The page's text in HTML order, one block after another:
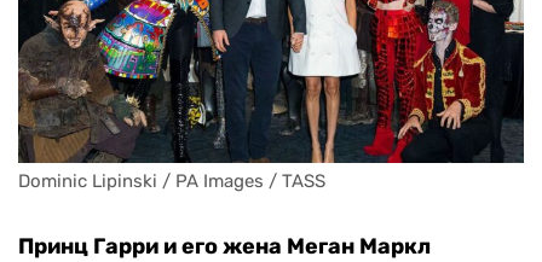
Dominic Lipinski / PA Images / TASS
Принц Гарри и его жена Меган Маркл